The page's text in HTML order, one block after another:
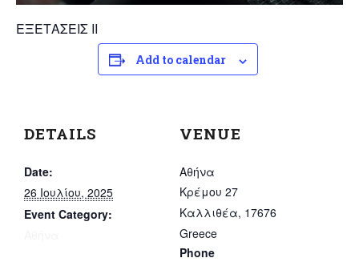
ΕΞΕΤΑΣΕΙΣ ΙΙ
Add to calendar
DETAILS
Date:
26 Ιουλίου, 2025
Event Category:
VENUE
Αθήνα
Κρέμου 27
Καλλιθέα, 17676
Greece
Phone